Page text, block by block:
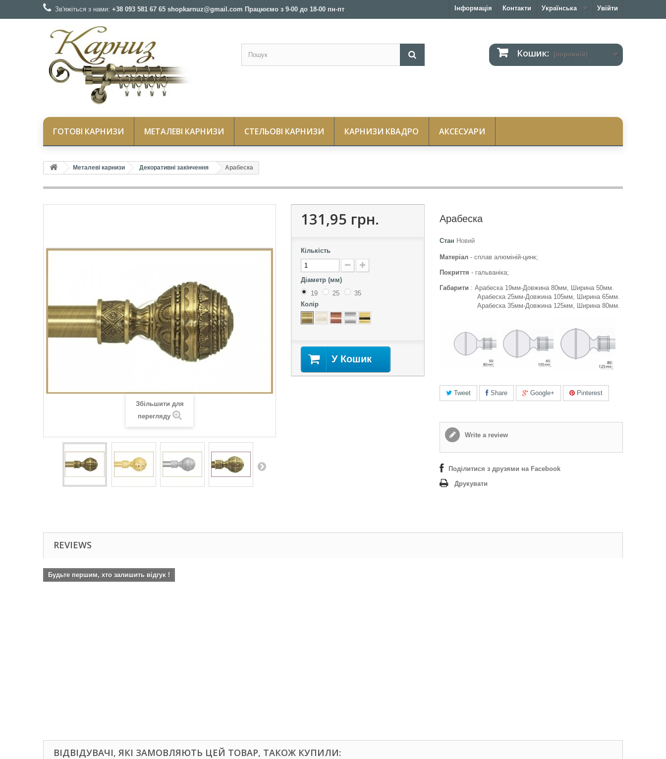
Увійти
Українська
Контакти
Інформація
Зв'яжіться з нами: +38 093 581 67 65 shopkarnuz@gmail.com Працюємо з 9-00 до 18-00 пн-пт
Кошик: (порожній)
ГОТОВІ КАРНИЗИ МЕТАЛЕВІ КАРНИЗИ СТЕЛЬОВІ КАРНИЗИ КАРНИЗИ КВАДРО АКСЕСУАРИ
Металеві карнизи Декоративні закінчення Арабеска
Збільшити для
перегляду
131,95 грн.
Кількість
Діаметр (мм)
19
25
35
Колір
У Кошик
Арабеска
Стан Новий
Матеріал - сплав алюміній-цинк;
Покриття - гальваніка;
Габарити : Арабеска 19мм-Довжина 80мм, Ширина 50мм.
Арабеска 25мм-Довжина 105мм, Ширина 65мм.
Арабеска 35мм-Довжина 125мм, Ширина 80мм.
Tweet Share Google+ Pinterest
Write a review
Поділитися з друзями на Facebook
Друкувати
REVIEWS
Будьте першим, хто залишить відгук !
ВІДВІДУВАЧІ, ЯКІ ЗАМОВЛЯЮТЬ ЦЕЙ ТОВАР, ТАКОЖ КУПИЛИ: